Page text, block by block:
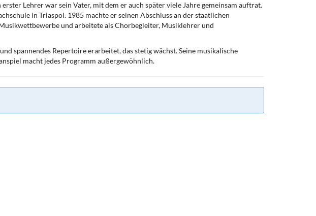
Lehrer war sein Vater, mit dem er auch später viele Jahre gemeinsam auftrat.
in Triaspol. 1985 machte er seinen Abschluss an der staatlichen
und arbeitete als Chorbegleiter, Musiklehrer und
spannendes Repertoire erarbeitet, das stetig wächst. Seine musikalische
macht jedes Programm außergewöhnlich.